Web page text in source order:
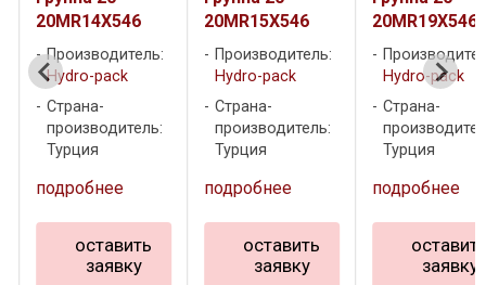
20MR14X546
Производитель:
Hydro-pack
Страна-
производитель:
Турция
подробнее
оставить
заявку
20MR15X546
Производитель:
Hydro-pack
Страна-
производитель:
Турция
подробнее
оставить
заявку
20MR19X546
Hydro-pack
Страна-
Турция
подробнее
заявку